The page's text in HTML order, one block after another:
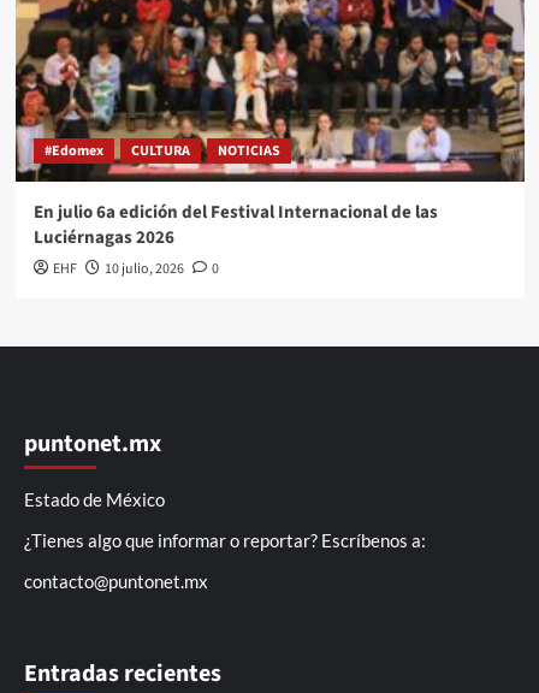
#Edomex CULTURA NOTICIAS
En julio 6a edición del Festival Internacional de las
Luciérnagas 2026
EHF 10 julio, 2026 0
puntonet.mx
Estado de México
¿Tienes algo que informar o reportar? Escríbenos a:
contacto@puntonet.mx
Entradas recientes